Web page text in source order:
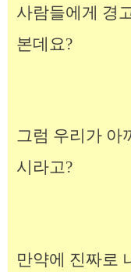
사람들에게 경
본데요?
그럼 우리가 아
시라고?
만약에 진짜로